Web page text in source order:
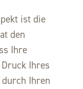
ist die
den
Ihre
Ihres
Ihren